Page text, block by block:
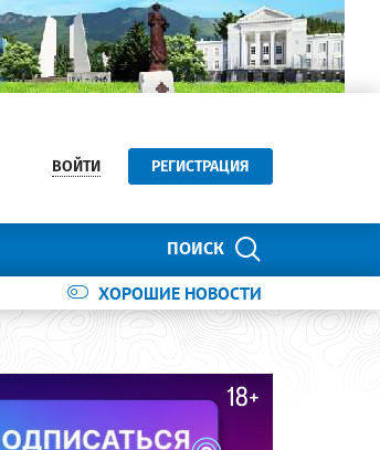
ВОЙТИ РЕГИСТРАЦИЯ
ПОИСК
ХОРОШИЕ НОВОСТИ